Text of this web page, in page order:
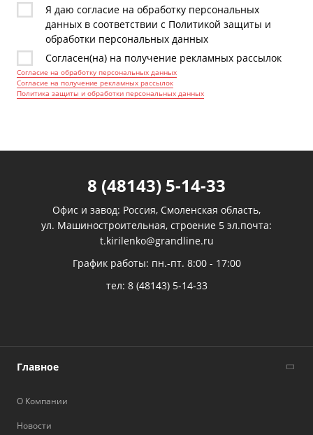
Я даю согласие на обработку персональных
данных в соответствии с Политикой защиты и
обработки персональных данных
Согласен(на) на получение рекламных рассылок
Согласие на обработку персональных данных
Согласие на получение рекламных рассылок
Политика защиты и обработки персональных данных
Главное
О Компании
Новости
8 (48143) 5-14-33
Офис и завод: Россия, Смоленская область,
ул. Машиностроительная, строение 5 эл.почта:
t.kirilenko@grandline.ru
График работы: пн.-пт. 8:00 - 17:00
тел: 8 (48143) 5-14-33